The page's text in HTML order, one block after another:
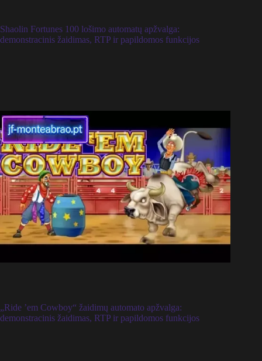
Shaolin Fortunes 100 lošimo automatų apžvalga:
demonstracinis žaidimas, RTP ir papildomos funkcijos
„Ride ’em Cowboy“ žaidimų automato apžvalga:
demonstracinis žaidimas, RTP ir papildomos funkcijos